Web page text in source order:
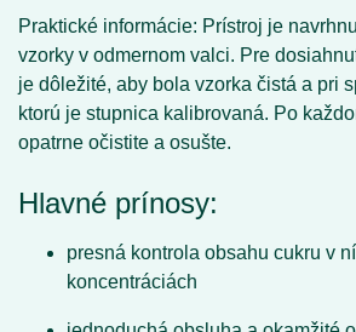
Praktické informácie: Prístroj je
vzorky v odmernom valci. Pre
je dôležité, aby bola vzorka čistá a pri
ktorú je stupnica kalibrovaná. Po
opatrne očistite a osušte.
Hlavné prínosy:
presná kontrola obsahu cukru v
koncentráciách